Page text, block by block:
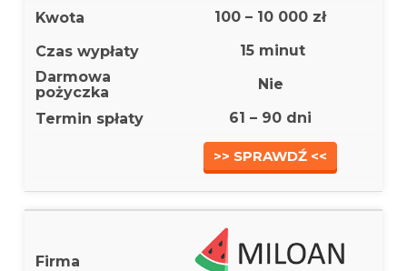
100 – 10 000 zł
15 minut
Nie
61 – 90 dni
>> SPRAWDŹ <<